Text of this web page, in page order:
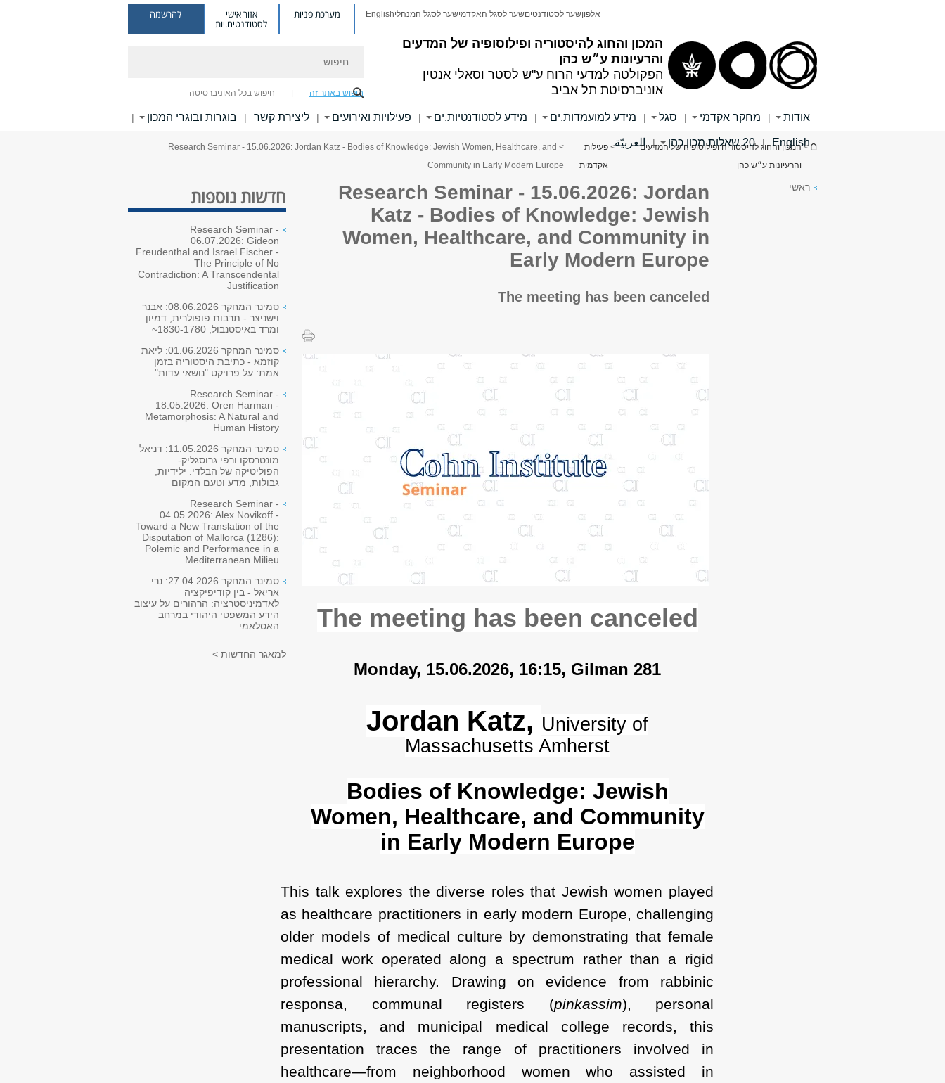
המכון והחוג להיסטוריה ופילוסופיה של המדעים
והרעיונות ע״ש כהן
הפקולטה למדעי הרוח ע"ש לסטר וסאלי אנטין
אוניברסיטת תל אביב
אלפוןשער לסטודנטיםשער לסגל האקדמישער לסגל המנהליEnglish מערכת פניות אזור אישי
לסטודנטים.יות
להרשמה
חיפוש באתר זה חיפוש בכל האוניברסיטה
אודות | מחקר אקדמי | סגל | מידע למועמדות.ים | מידע לסטודנטיות.ים | פעילויות ואירועים | ליצירת קשר | בוגרות ובוגרי המכון |
English
| 20 שאלות מכון כהן | العربيّة הינך נמצא כאן
> המכון והחוג להיסטוריה ופילוסופיה של המדעים
והרעיונות ע״ש כהן
> פעילות
אקדמית
> Research Seminar - 15.06.2026: Jordan Katz - Bodies of Knowledge: Jewish Women, Healthcare, and
Community in Early Modern Europe
ראשי
Research Seminar - 15.06.2026: Jordan
Katz - Bodies of Knowledge: Jewish
Women, Healthcare, and Community in
Early Modern Europe
The meeting has been canceled
The meeting has been canceled
Monday, 15.06.2026, 16:15, Gilman 281
Jordan Katz, University of
Massachusetts Amherst
Bodies of Knowledge: Jewish
Women, Healthcare, and Community
in Early Modern Europe
This talk explores the diverse roles that Jewish women played
as healthcare practitioners in early modern Europe, challenging
older models of medical culture by demonstrating that female
medical work operated along a spectrum rather than a rigid
professional hierarchy. Drawing on evidence from rabbinic
responsa, communal registers (pinkassim), personal
manuscripts, and municipal medical college records, this
presentation traces the range of practitioners involved in
healthcare—from neighborhood women who assisted in
חדשות נוספות
Research Seminar -
06.07.2026: Gideon
Freudenthal and Israel Fischer -
The Principle of No
Contradiction: A Transcendental
Justification
סמינר המחקר 08.06.2026: אבנר
וישניצר - תרבות פופולרית, דמיון
ומרד באיסטנבול, 1830-1780~
סמינר המחקר 01.06.2026: ליאת
קוזמא - כתיבת היסטוריה בזמן
אמת: על פרויקט "נושאי עדות"
Research Seminar -
18.05.2026: Oren Harman -
Metamorphosis: A Natural and
Human History
סמינר המחקר 11.05.2026: דניאל
מונטרסקו ורפי גרוסגליק-
הפוליטיקה של הבלדי: ילידיות,
גבולות, מדע וטעם המקום
Research Seminar -
04.05.2026: Alex Novikoff -
Toward a New Translation of the
Disputation of Mallorca (1286):
Polemic and Performance in a
Mediterranean Milieu
סמינר המחקר 27.04.2026: נרי
אריאל - בין קודיפיקציה
לאדמיניסטרציה: הרהורים על עיצוב
הידע המשפטי היהודי במרחב
האסלאמי
למאגר החדשות >